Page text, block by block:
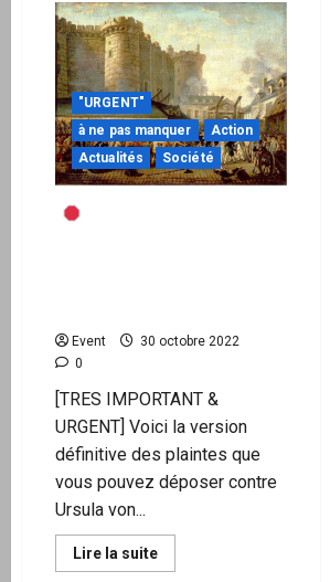
"URGENT"
à ne pas manquer
Action
Actualités
Société
Event
30 octobre 2022
0
[TRES IMPORTANT &
URGENT] Voici la version
définitive des plaintes que
vous pouvez déposer contre
Ursula von...
Lire la suiteEn
savoir